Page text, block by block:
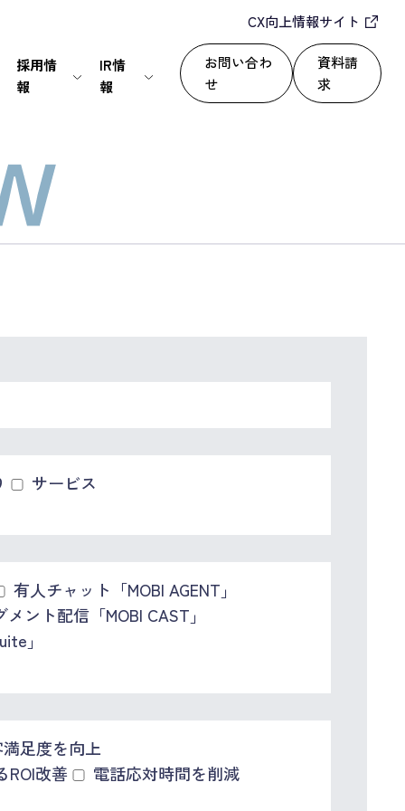
サービス
自動化によるROI改善
て 情報セキュリティ基本方針
採用情
報
IR情
報
ディスクロージャーポリシー
CX向上情報サイト
お問い合わ
せ
資料請
求
サービス
有人チャット「MOBI AGENT」
メント配信「MOBI CAST」
」
足度を向上
ROI改善
電話応対時間を削減